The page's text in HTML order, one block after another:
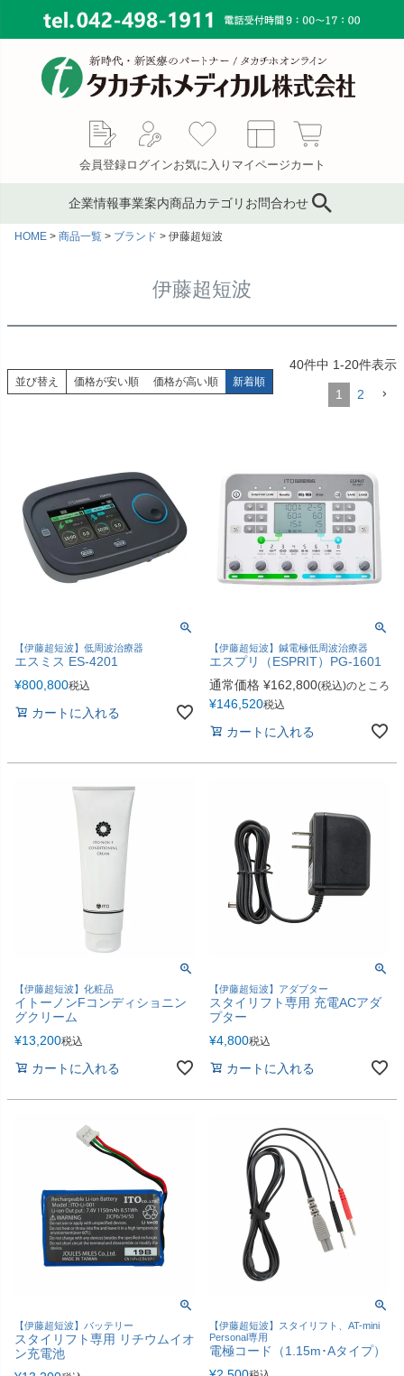
会員登録ログインお気に入り マイページカート
企業情報
会社概要
事業案内
サプライ事業
コンサルティング
商品カテゴリ
ブランド 鍼灸鍼・鍼用品
もぐさ・温灸用品／電子
温灸器
サポーター
キャスト材・スプリント
材
副子 サポート用品
スポーツケア用品 消毒剤
消毒機器
模型
吸角療法器 マッサージ用品
冷・温感パップ用品／軟
膏
テーブル・ベッド
多目的マクラ・マット カバー／シーツ／タオル
スリッパ・シューズ
ワゴン／ダストボックス ユニフォーム／白衣
ホームケア・ヘルスケア
用品
マットレス／枕／クッシ
ョン
健康補助食品
エアクリーナー／スリッ
お問合わせ
HOME 商品一覧 ブランド 伊藤超短波
伊藤超短波
並び替え 価格が安い順 価格が高い順 新着順
40件中 1-20件表示
1 2
【伊藤超短波】低周波治療器
エスミス ES-4201
¥800,800税込
カートに入れる
【伊藤超短波】鍼電極低周波治療器
エスプリ（ESPRIT）PG-1601
通常価格 ¥162,800(税込)のところ
¥146,520税込
カートに入れる
【伊藤超短波】化粧品
イトーノンFコンディショニン
グクリーム
¥13,200税込
カートに入れる
【伊藤超短波】アダプター
スタイリフト専用 充電ACアダ
プター
¥4,800税込
カートに入れる
【伊藤超短波】バッテリー
スタイリフト専用 リチウムイオ
ン充電池
【伊藤超短波】スタイリフト、AT-mini
Personal専用
電極コード（1.15m･Aタイプ）